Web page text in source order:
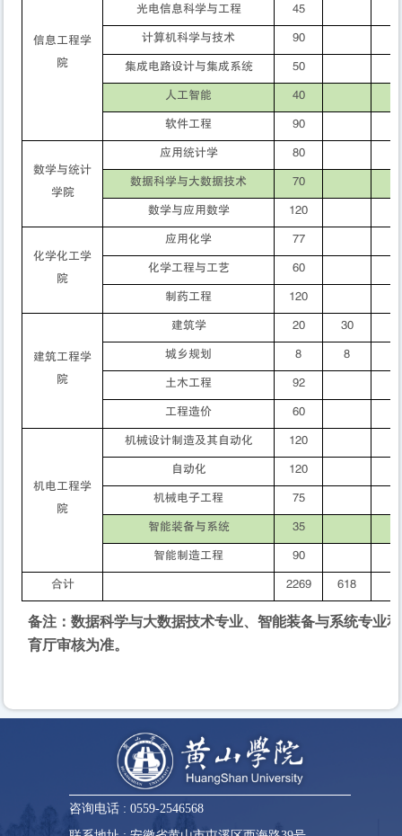
信息工程学
院
光电信息科学与工程 45
计算机科学与技术 90
集成电路设计与集成系统 50
人工智能 40
软件工程 90
数学与统计
学院
应用统计学 80
数据科学与大数据技术 70
数学与应用数学 120
化学化工学
院
应用化学 77
化学工程与工艺 60
制药工程 120
建筑工程学
院
建筑学 20 30
城乡规划 8 8
土木工程 92
工程造价 60
机电工程学
院
机械设计制造及其自动化 120
自动化 120
机械电子工程 75
智能装备与系统 35
智能制造工程 90
合计 2269 618
备注：数据科学与大数据技术专业、智能装备与系统专业
育厅审核为准。
咨询电话 : 0559-2546568